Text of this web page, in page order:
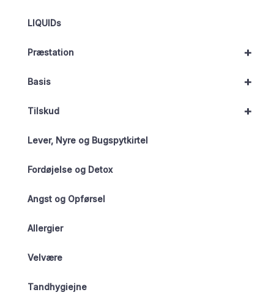
LIQUIDs
+
Præstation
+
Basis
+
Tilskud
Lever, Nyre og Bugspytkirtel
Fordøjelse og Detox
Angst og Opførsel
Allergier
Velvære
Tandhygiejne